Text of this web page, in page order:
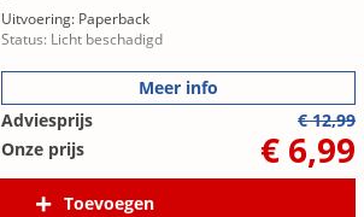
Uitvoering: Paperback
Status: Licht beschadigd
Meer info
Adviesprijs
€ 12,99
Onze prijs
€ 6,99
Toevoegen